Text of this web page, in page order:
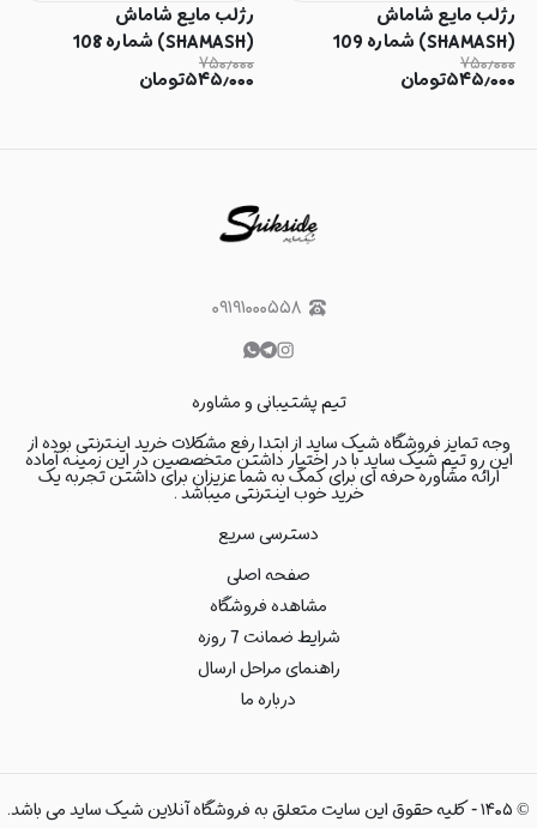
رژلب مایع شاماش
(SHAMASH) شماره 109
۷۵۰٫۰۰۰
۵۴۵٫۰۰۰تومان
رژلب مایع شاماش
(SHAMASH) شماره 108
۷۵۰٫۰۰۰
۵۴۵٫۰۰۰تومان
۰۹۱۹۱۰۰۰۵۵۸
تیم پشتیبانی و مشاوره
وجه تمایز فروشگاه شیک ساید از ابتدا رفع مشکلات خرید اینترنتی بوده از
این رو تیم شیک ساید با در اختیار داشتن متخصصین در این زمینه آماده
ارائه مشاوره حرفه ای برای کمک به شما عزیزان برای داشتن تجربه یک
خرید خوب اینترنتی میباشد .
دسترسی سریع
صفحه اصلی
مشاهده فروشگاه
شرایط ضمانت 7 روزه
راهنمای مراحل ارسال
درباره ما
©۱۴۰۵-کلیه حقوق این سایت متعلق به فروشگاه آنلاین شیک ساید می باشد.